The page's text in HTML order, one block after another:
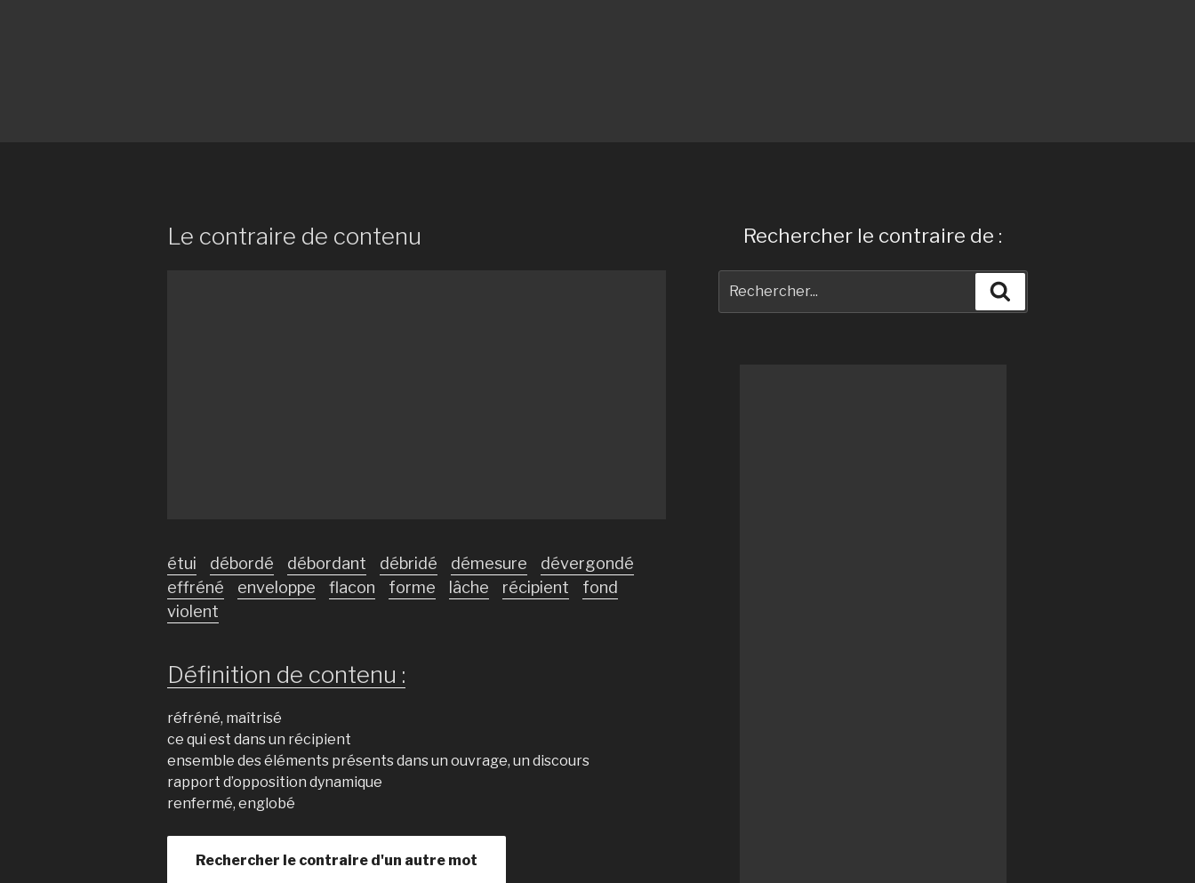
Le contraire de contenu
étui débordé débordant débridé démesure
dévergondé
effréné
enveloppe flacon forme lâche récipient
fond
violent
Définition de contenu :
réfréné, maîtrisé
ce qui est dans un récipient
ensemble des éléments présents dans un ouvrage, un discours
rapport d’opposition dynamique
renfermé, englobé
Rechercher le contraire d'un autre mot
Rechercher le contraire de :
pour